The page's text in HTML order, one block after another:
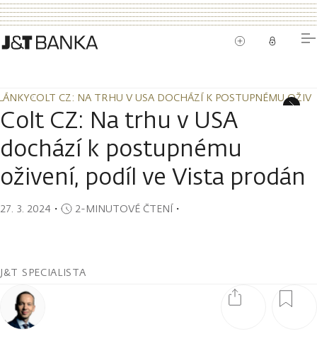
COLT CZ: NA TRHU V USA DOCHÁZÍ K POSTUPNÉMU
COLT CZ: NA TRHU V USA DOCHÁZÍ K POSTUPNÉMU
Colt CZ: Na trhu v USA
dochází k postupnému
oživení, podíl ve Vista prodán
27. 3. 2024 ・ 2-MINUTOVÉ ČTENÍ・
J&T SPECIALISTA